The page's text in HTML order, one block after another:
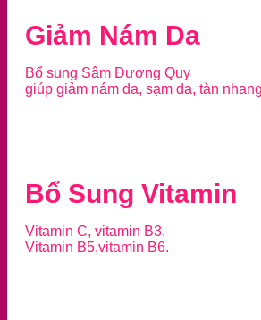
Giảm Nám Da
Bổ sung Sâm Đương Quy
giúp giảm nám da, sạm da, tàn
Bổ Sung Vitamin
Vitamin C, vitamin B3,
Vitamin B5,vitamin B6.